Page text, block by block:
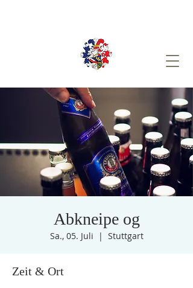
Abkneipe og
Sa., 05. Juli
  |
Stuttgart
Zeit & Ort